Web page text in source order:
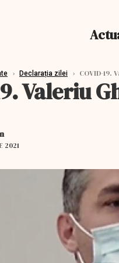
› Declarația zilei › COVID-
Valeriu
2021